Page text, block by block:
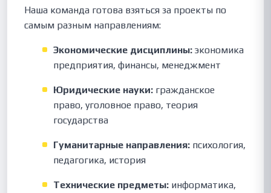
Наша команда готова взяться за проекты по
самым разным направлениям:
Экономические дисциплины: экономика
предприятия, финансы, менеджмент
Юридические науки: гражданское
право, уголовное право, теория
государства
Гуманитарные направления: психология,
педагогика, история
Технические предметы: информатика,